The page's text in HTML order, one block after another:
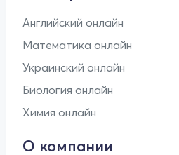
Английский онлайн
Математика онлайн
Украинский онлайн
Биология онлайн
Химия онлайн
О компании